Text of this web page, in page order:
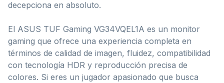
decepciona en absoluto.
El ASUS TUF Gaming VG34VQEL1A es un monitor
gaming que ofrece una experiencia completa en
términos de calidad de imagen, fluidez, compatibilidad
con tecnología HDR y reproducción precisa de
colores. Si eres un jugador apasionado que busca